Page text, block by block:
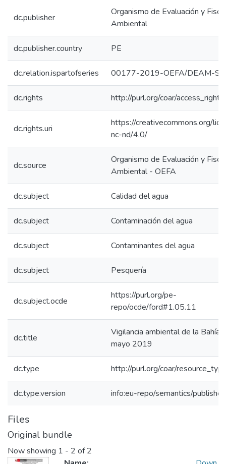
dc.publisher
Organismo de Evaluación y
Ambiental
dc.publisher.country PE
dc.relation.ispartofseries 00177-2019-OEFA/DEAM-
dc.rights http://purl.org/coar/access_right/
dc.rights.uri
https://creativecommons.org/
nc-nd/4.0/
dc.source
Organismo de Evaluación y
Ambiental - OEFA
dc.subject Calidad del agua
dc.subject Contaminación del agua
dc.subject Contaminantes del agua
dc.subject Pesquería
dc.subject.ocde
https://purl.org/pe-
repo/ocde/ford#1.05.11
dc.title
Vigilancia ambiental de la Bahía
mayo 2019
dc.type http://purl.org/coar/
dc.type.version info:eu-repo/semantics/
Files
Original bundle
Now showing 1 - 2 of 2